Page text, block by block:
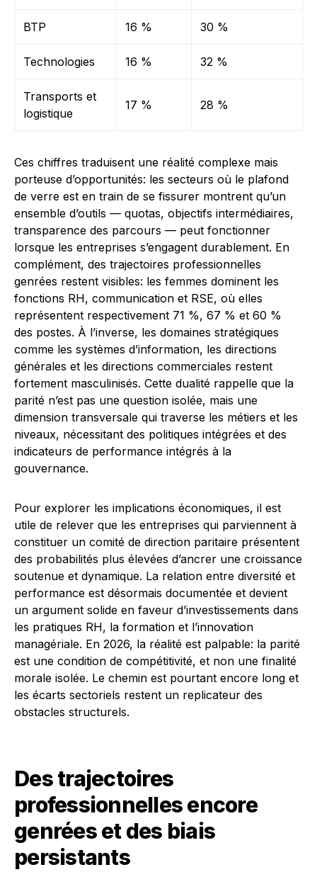
BTP 16 % 30 %
Technologies 16 % 32 %
Transports et
logistique
17 % 28 %
Ces chiffres traduisent une réalité complexe mais
porteuse d’opportunités: les secteurs où le plafond
de verre est en train de se fissurer montrent qu’un
ensemble d’outils — quotas, objectifs intermédiaires,
transparence des parcours — peut fonctionner
lorsque les entreprises s’engagent durablement. En
complément, des trajectoires professionnelles
genrées restent visibles: les femmes dominent les
fonctions RH, communication et RSE, où elles
représentent respectivement 71 %, 67 % et 60 %
des postes. À l’inverse, les domaines stratégiques
comme les systèmes d’information, les directions
générales et les directions commerciales restent
fortement masculinisés. Cette dualité rappelle que la
parité n’est pas une question isolée, mais une
dimension transversale qui traverse les métiers et les
niveaux, nécessitant des politiques intégrées et des
indicateurs de performance intégrés à la
gouvernance.
Pour explorer les implications économiques, il est
utile de relever que les entreprises qui parviennent à
constituer un comité de direction paritaire présentent
des probabilités plus élevées d’ancrer une croissance
soutenue et dynamique. La relation entre diversité et
performance est désormais documentée et devient
un argument solide en faveur d’investissements dans
les pratiques RH, la formation et l’innovation
managériale. En 2026, la réalité est palpable: la parité
est une condition de compétitivité, et non une finalité
morale isolée. Le chemin est pourtant encore long et
les écarts sectoriels restent un replicateur des
obstacles structurels.
Des trajectoires
professionnelles encore
genrées et des biais
persistants